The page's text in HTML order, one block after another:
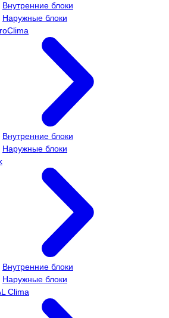
Внутренние блоки
Наружные блоки
Внутренние блоки
Наружные блоки
Внутренние блоки
Наружные блоки
Clima